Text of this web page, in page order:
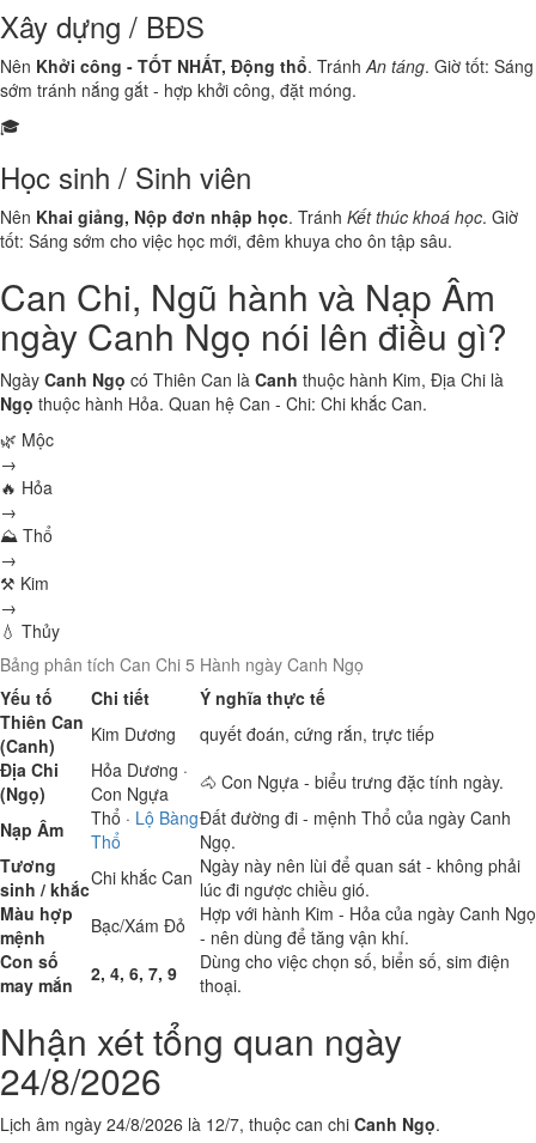
Xây dựng / BĐS
Nên Khởi công - TỐT NHẤT, Động thổ. TránhAn táng. Giờ tốt: Sáng
sớm tránh nắng gắt - hợp khởi công, đặt móng.
🎓
Học sinh / Sinh viên
Nên Khai giảng, Nộp đơn nhập học. Tránh Kết thúc khoá học. Giờ
tốt: Sáng sớm cho việc học mới, đêm khuya cho ôn tập sâu.
Can Chi, Ngũ hành và Nạp Âm
ngày Canh Ngọ nói lên điều gì?
Ngày Canh Ngọ có Thiên Can là Canh thuộc hành Kim, Địa Chi là
Ngọ thuộc hành Hỏa. Quan hệ Can - Chi: Chi khắc Can.
🌿 Mộc
→
🔥 Hỏa
→
⛰ Thổ
→
⚒ Kim
→
💧 Thủy
Bảng phân tích Can Chi 5 Hành ngày Canh Ngọ
Yếu tố
Chi tiết
Ý nghĩa thực tế
Thiên Can
(Canh)
Kim Dương
quyết đoán, cứng rắn, trực tiếp
Địa Chi
(Ngọ)
Hỏa Dương ·
Con Ngựa
🐴 Con Ngựa - biểu trưng đặc tính ngày.
Nạp Âm
Thổ · Lộ Bàng
Thổ
Đất đường đi - mệnh Thổ của ngày Canh
Ngọ.
Tương
sinh / khắcChi khắc Can Ngày này nên lùi để quan sát - không phải
lúc đi ngược chiều gió.
Màu hợp
mệnh
Bạc/Xám Đỏ
Hợp với hành Kim - Hỏa của ngày Canh Ngọ
- nên dùng để tăng vận khí.
Con số
may mắn
2, 4, 6, 7, 9
Dùng cho việc chọn số, biển số, sim điện
thoại.
Nhận xét tổng quan ngày
24/8/2026
Lịch âm ngày 24/8/2026 là 12/7, thuộc can chi Canh Ngọ.